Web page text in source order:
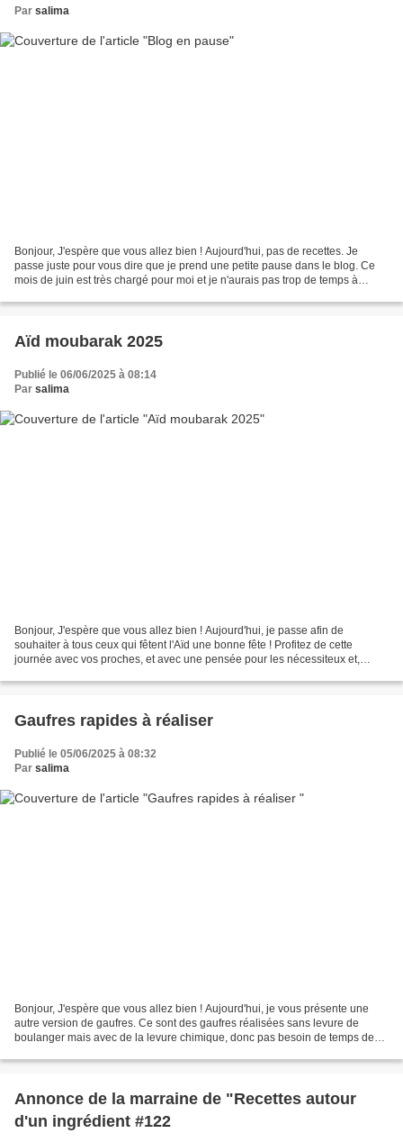
Par salima
Bonjour, J'espère que vous allez bien ! Aujourd'hui, pas de recettes. Je
passe juste pour vous dire que je prend une petite pause dans le blog. Ce
mois de juin est très chargé pour moi et je n'aurais pas trop de temps à
Aïd moubarak 2025
Publié le 06/06/2025 à 08:14
Par salima
Bonjour, J'espère que vous allez bien ! Aujourd'hui, je passe afin de
souhaiter à tous ceux qui fêtent l'Aïd une bonne fête ! Profitez de cette
journée avec vos proches, et avec une pensée pour les nécessiteux et,
Gaufres rapides à réaliser
Publié le 05/06/2025 à 08:32
Par salima
Bonjour, J'espère que vous allez bien ! Aujourd'hui, je vous présente une
autre version de gaufres. Ce sont des gaufres réalisées sans levure de
boulanger mais avec de la levure chimique, donc pas besoin de temps de
Annonce de la marraine de "Recettes autour
d'un ingrédient #122